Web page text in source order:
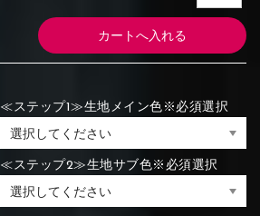
≪ステップ1≫生地メイン色※必須選択
≪ステップ2≫生地サブ色※必須選択